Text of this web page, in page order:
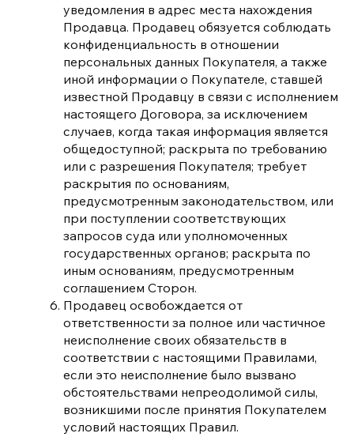
уведомления в адрес места нахождения
Продавца. Продавец обязуется соблюдать
конфиденциальность в отношении
персональных данных Покупателя, а также
иной информации о Покупателе, ставшей
известной Продавцу в связи с исполнением
настоящего Договора, за исключением
случаев, когда такая информация является
общедоступной; раскрыта по требованию
или с разрешения Покупателя; требует
раскрытия по основаниям,
предусмотренным законодательством, или
при поступлении соответствующих
запросов суда или уполномоченных
государственных органов; раскрыта по
иным основаниям, предусмотренным
соглашением Сторон.
Продавец освобождается от
ответственности за полное или частичное
неисполнение своих обязательств в
соответствии с настоящими Правилами,
если это неисполнение было вызвано
обстоятельствами непреодолимой силы,
возникшими после принятия Покупателем
условий настоящих Правил.